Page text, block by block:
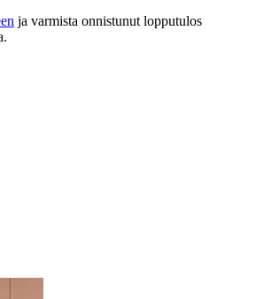
ja varmista onnistunut lopputulos